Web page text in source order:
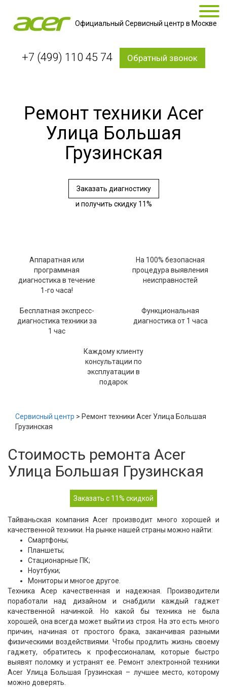
Официальный Сервисный центр в Москве
+7 (499) 110 45 74 Обратный звонок
Ремонт техники Acer
Улица Большая
Грузинская
Заказать диагностику
и получить скидку 11%
Аппаратная или
программная
диагностика в течение
1-го часа!
На 100% безопасная
процедура выявления
неисправностей
Бесплатная экспресс-
диагностика техники за
1 час
Функциональная
диагностика от 1 часа
Каждому клиенту
консультации по
эксплуатации в
подарок
Сервисный центр > Ремонт техники Acer Улица Большая
Грузинская
Стоимость ремонта Acer
Улица Большая Грузинская
Заказать с 11% скидкой
Тайваньская компания Acer производит много хорошей и
качественной техники. На рынке нашей страны можно найти:
Смартфоны;
Планшеты;
Стационарные ПК;
Ноутбуки;
Мониторы и многое другое.
Техника Асер качественная и надежная. Производители
поработали над дизайном и снабдили каждый гаджет
качественной начинкой. Но какой бы техника не была
хорошей, она всегда может выйти из строя. На это есть много
причин, начиная от простого брака, заканчивая разными
физическими воздействиями. Чтобы продлить жизнь своему
гаджету, обратитесь к профессионалам, которые быстро
выявят поломку и устранят ее. Ремонт электронной техники
Acer Улица Большая Грузинская – лучшее место, которому
можно доверять.